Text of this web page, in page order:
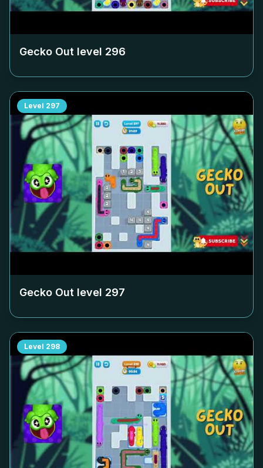
Gecko Out level 296
Level 297
Gecko Out level 297
Level 298